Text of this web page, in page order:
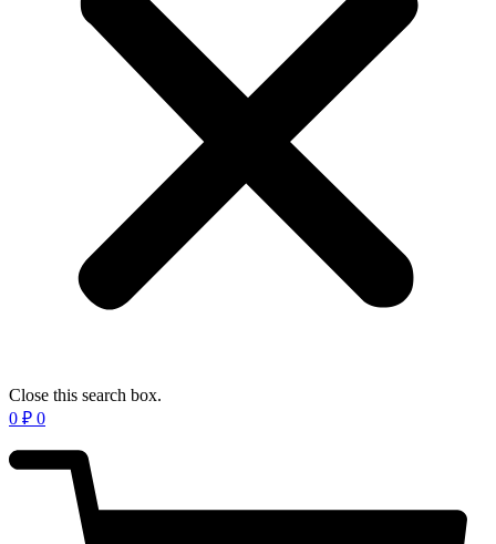
Close this search box.
0 ₽ 0